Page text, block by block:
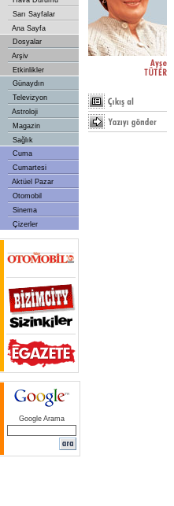
Sarı Sayfalar
Ana Sayfa
Dosyalar
Arşiv
Etkinlikler
Günaydın
Televizyon
Astroloji
Magazin
Sağlık
Cuma
Cumartesi
Aktüel Pazar
Otomobil
Sinema
Çizerler
Google Arama